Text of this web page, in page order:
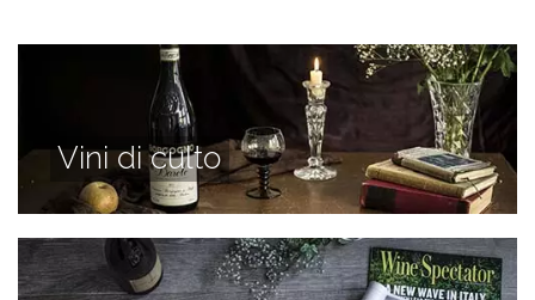
Vini di culto